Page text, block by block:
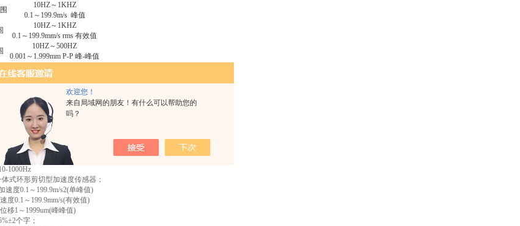
欢迎您！
来自局域网的朋友！有什么可以帮助您的
吗？
10HZ～1KHZ
0.1 ～199.9m/s 峰值
10HZ～1KHZ
0.1 ～199.9mm/s rms 有效值
10HZ～500HZ
0.001 ～1.999mm P-P 峰-峰值
3位半数字显示
2节CR2032电池
供电电压 6V
机身内喷涂高密度电磁屏蔽层
按键式测量
10秒延迟
振仪
1000Hz
式环形剪切型加速度传感器；
速度0.1～199.9m/s2(单峰值)
s(有效值)
峰峰值)
个字；